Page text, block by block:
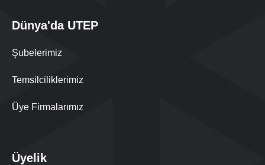
Dünya'da UTEP
Şubelerimiz
Temsilciliklerimiz
Üye Firmalarımız
Üyelik